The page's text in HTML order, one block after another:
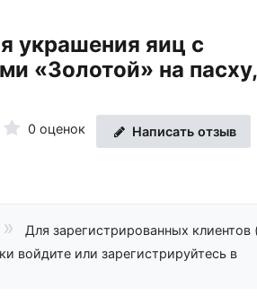
украшения яиц с
«Золотой» на пасху,
0 оценок Написать отзыв
Для зарегистрированных клиентов
войдите или зарегистрируйтесь в